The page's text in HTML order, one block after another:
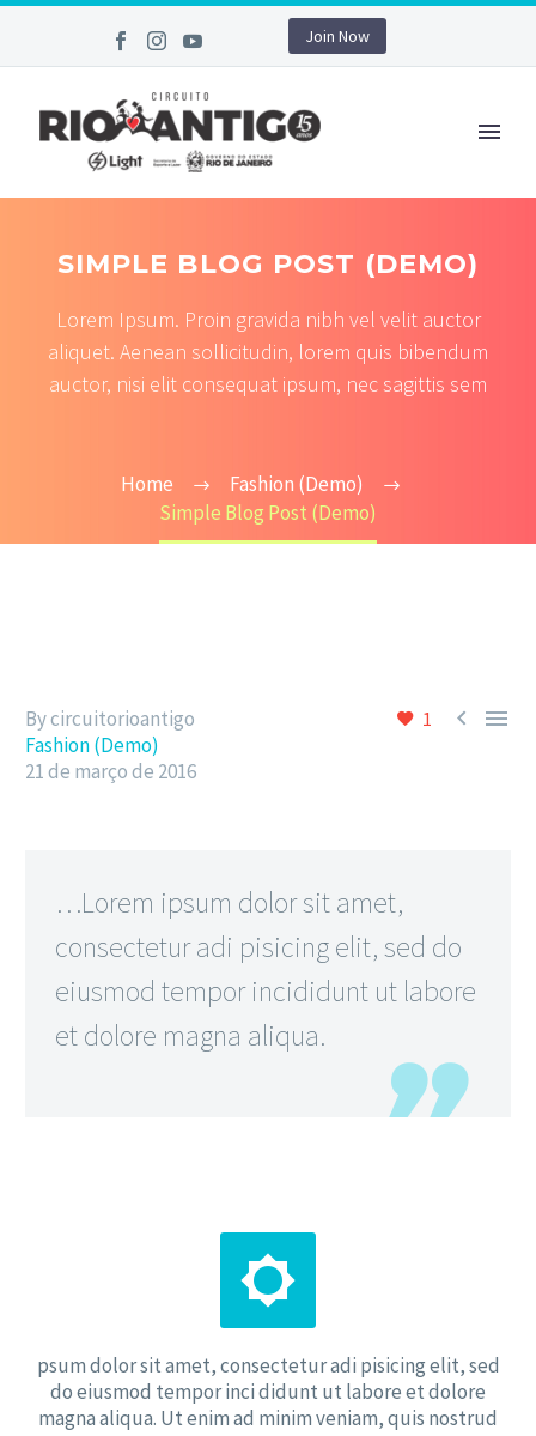
Join Now
SIMPLE BLOG POST (DEMO)
Lorem Ipsum. Proin gravida nibh vel velit auctor
aliquet. Aenean sollicitudin, lorem quis bibendum
auctor, nisi elit consequat ipsum, nec sagittis sem
Home
Fashion (Demo)
Simple Blog Post (Demo)
1  
By circuitorioantigo
Fashion (Demo)
21 de março de 2016
…Lorem ipsum dolor sit amet,
consectetur adi pisicing elit, sed do
eiusmod tempor incididunt ut labore
et dolore magna aliqua.


psum dolor sit amet, consectetur adi pisicing elit, sed
do eiusmod tempor inci didunt ut labore et dolore
magna aliqua. Ut enim ad minim veniam, quis nostrud